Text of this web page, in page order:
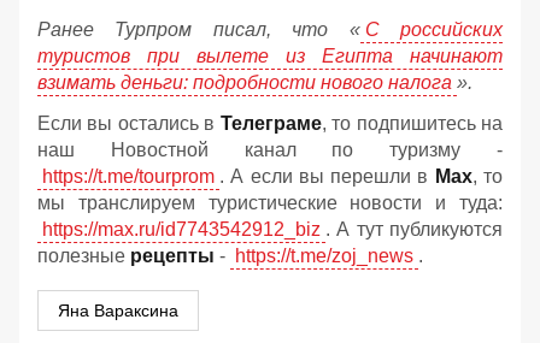
Ранее Турпром писал, что « С российских
туристов при вылете из Египта начинают
взимать деньги: подробности нового налога ».
Если вы остались в Телеграме, то подпишитесь на
наш Новостной канал по туризму -
https://t.me/tourprom . А если вы перешли в Мах, то
мы транслируем туристические новости и туда:
https://max.ru/id7743542912_biz . А тут публикуются
полезные рецепты - https://t.me/zoj_news .
Яна Вараксина